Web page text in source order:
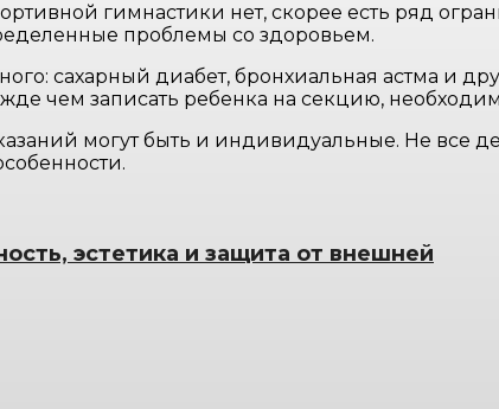
гимнастики нет, скорее есть ряд
проблемы со здоровьем.
сахарный диабет, бронхиальная астма и
чем записать ребенка на секцию,
могут быть и индивидуальные. Не все
эстетика и защита от внешней